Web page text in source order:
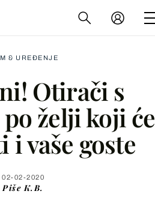
& UREĐENJE
Otirači s
želji koji će
i vaše goste
02-02-2020
Piše K.B.